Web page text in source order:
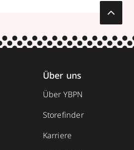
Informationen
Über uns
Über YBPN
Storefinder
Karriere